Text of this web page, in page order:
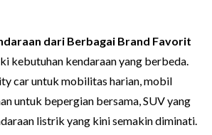
dari Berbagai Brand Favorit
kebutuhan kendaraan yang berbeda.
car untuk mobilitas harian, mobil
untuk bepergian bersama, SUV yang
listrik yang kini semakin diminati.